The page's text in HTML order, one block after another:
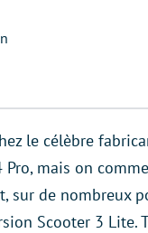
le célèbre
Pro, mais on
sur de nombreux
Scooter 3 Lite.